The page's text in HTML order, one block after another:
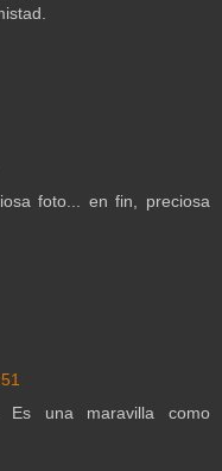
foto... en fin, preciosa
Es una maravilla como